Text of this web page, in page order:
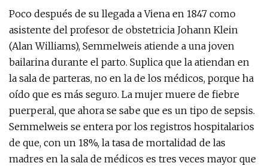
Poco después de su llegada a Viena en 1847 como
asistente del profesor de obstetricia Johann Klein
(Alan Williams), Semmelweis atiende a una joven
bailarina durante el parto. Suplica que la atiendan en
la sala de parteras, no en la de los médicos, porque ha
oído que es más seguro. La mujer muere de fiebre
puerperal, que ahora se sabe que es un tipo de sepsis.
Semmelweis se entera por los registros hospitalarios
de que, con un 18%, la tasa de mortalidad de las
madres en la sala de médicos es tres veces mayor que